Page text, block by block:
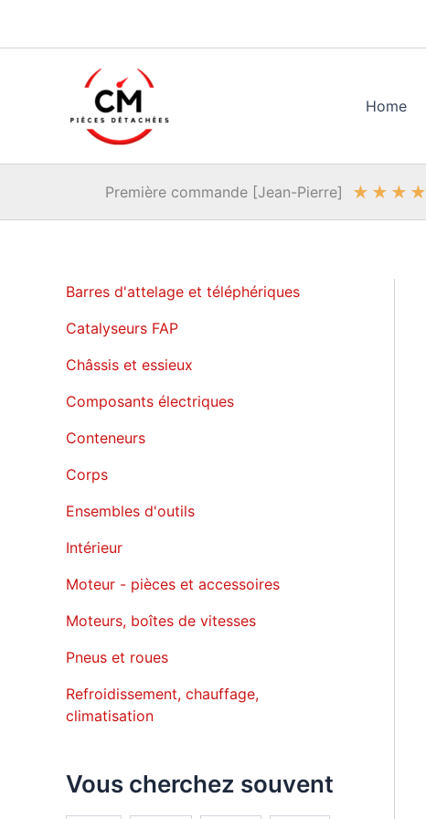
Home
Première commande [Jean-Pierre] ★ ★ ★ ★
Barres d'attelage et téléphériques
Catalyseurs FAP
Châssis et essieux
Composants électriques
Conteneurs
Corps
Ensembles d'outils
Intérieur
Moteur - pièces et accessoires
Moteurs, boîtes de vitesses
Pneus et roues
Refroidissement, chauffage,
climatisation
Vous cherchez souvent